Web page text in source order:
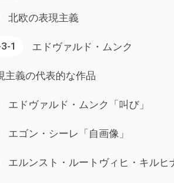
北欧の表現主義
エドヴァルド・ムンク
主義の代表的な作品
エドヴァルド・ムンク「叫び」
エゴン・シーレ「自画像」
エルンスト・ルートヴィヒ・キル